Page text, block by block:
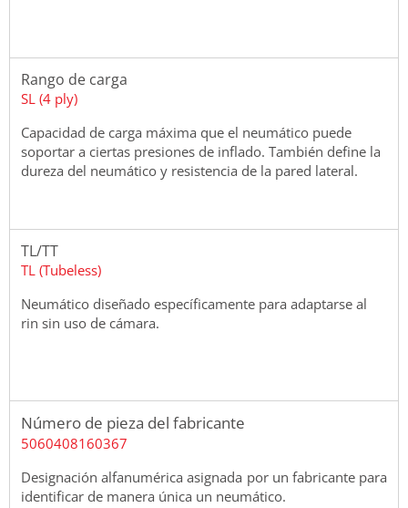
Rango de carga
SL (4 ply)
Capacidad de carga máxima que el neumático puede
soportar a ciertas presiones de inflado. También define la
dureza del neumático y resistencia de la pared lateral.
TL/TT
TL (Tubeless)
Neumático diseñado específicamente para adaptarse al
rin sin uso de cámara.
Número de pieza del fabricante
5060408160367
Designación alfanumérica asignada por un fabricante para
identificar de manera única un neumático.